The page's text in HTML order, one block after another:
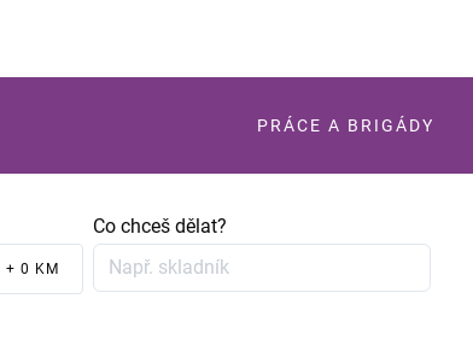
PRÁCE A BRIGÁDY
+ 0 KM
Co chceš dělat?